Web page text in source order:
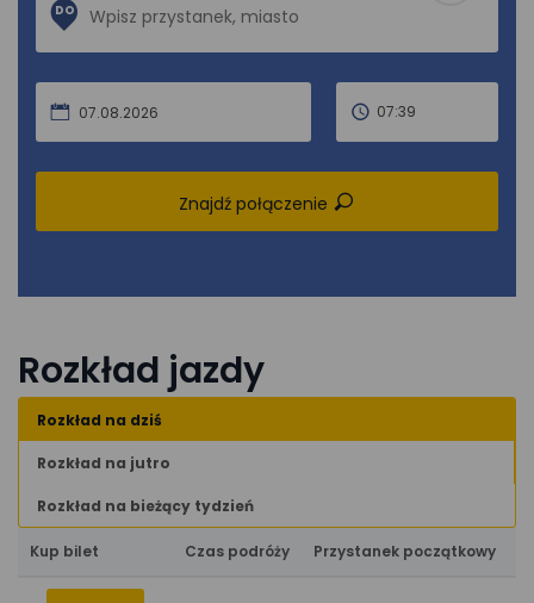
DO
07.08.2026 07:39
Znajdź połączenie
Rozkład jazdy
Rozkład na dziś
Rozkład na jutro
Rozkład na bieżący tydzień
Kup bilet Czas podróży Przystanek początkowy